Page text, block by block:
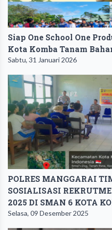
Siap One School One
Kota Komba Tanam
Sabtu, 31 Januari 2026
POLRES MANGGARAI
SOSIALISASI
2025 DI SMAN 6 KOTA
Selasa, 09 Desember 2025